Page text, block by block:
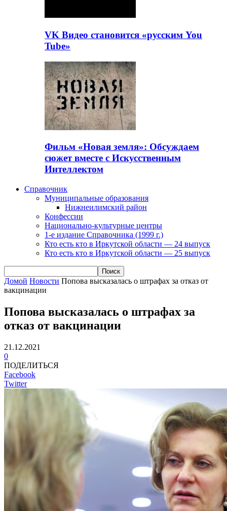
VK Видео становится «русским You
Tube»
Фильм «Новая земля»: Обсуждаем
сюжет вместе с Искусственным
Интеллектом
Справочник
Муниципальные образования
Нижнеилимский район
Конфессии
Национально-культурные центры
1-е издание Справочника (1999 г.)
Кто есть кто в Иркутской области — 24 выпуск
Кто есть кто в Иркутской области — 25 выпуск
Домой Новости Попова высказалась о штрафах за отказ от
вакцинации
Попова высказалась о штрафах за
отказ от вакцинации
21.12.2021
0
ПОДЕЛИТЬСЯ
Facebook
Twitter